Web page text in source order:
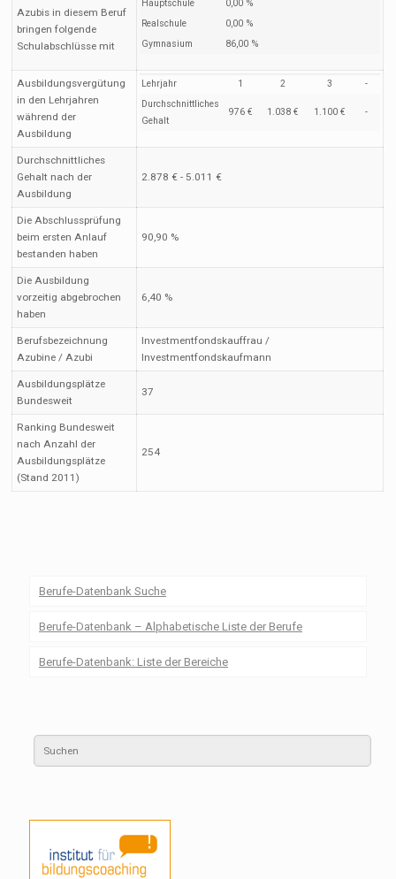
Azubis in diesem Beruf
bringen folgende
Schulabschlüsse mit
Hauptschule
0,00 %
Realschule
0,00 %
Gymnasium
86,00 %
Ausbildungsvergütung
in den Lehrjahren
während der
Ausbildung
Lehrjahr 1 2 3
-
Durchschnittliches
Gehalt
976 € 1.038 € 1.100 € -
Durchschnittliches
Gehalt nach der
Ausbildung
2.878 € - 5.011 €
Die Abschlussprüfung
beim ersten Anlauf
bestanden haben
90,90 %
Die Ausbildung
vorzeitig abgebrochen
haben
6,40 %
Berufsbezeichnung
Azubine / Azubi
Investmentfondskauffrau /
Investmentfondskaufmann
Ausbildungsplätze
Bundesweit
37
Ranking Bundesweit
nach Anzahl der
Ausbildungsplätze
(Stand 2011)
254
Berufe-Datenbank Suche
Berufe-Datenbank – Alphabetische Liste der Berufe
Berufe-Datenbank: Liste der Bereiche